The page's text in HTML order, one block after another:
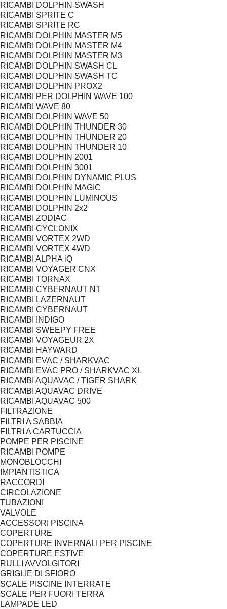
RICAMBI DOLPHIN SWASH
RICAMBI SPRITE C
RICAMBI SPRITE RC
RICAMBI DOLPHIN MASTER M5
RICAMBI DOLPHIN MASTER M4
RICAMBI DOLPHIN MASTER M3
RICAMBI DOLPHIN SWASH CL
RICAMBI DOLPHIN SWASH TC
RICAMBI DOLPHIN PROX2
RICAMBI PER DOLPHIN WAVE 100
RICAMBI WAVE 80
RICAMBI DOLPHIN WAVE 50
RICAMBI DOLPHIN THUNDER 30
RICAMBI DOLPHIN THUNDER 20
RICAMBI DOLPHIN THUNDER 10
RICAMBI DOLPHIN 2001
RICAMBI DOLPHIN 3001
RICAMBI DOLPHIN DYNAMIC PLUS
RICAMBI DOLPHIN MAGIC
RICAMBI DOLPHIN LUMINOUS
RICAMBI DOLPHIN 2x2
RICAMBI ZODIAC
RICAMBI CYCLONIX
RICAMBI VORTEX 2WD
RICAMBI VORTEX 4WD
RICAMBI ALPHA iQ
RICAMBI VOYAGER CNX
RICAMBI TORNAX
RICAMBI CYBERNAUT NT
RICAMBI LAZERNAUT
RICAMBI CYBERNAUT
RICAMBI INDIGO
RICAMBI SWEEPY FREE
RICAMBI VOYAGEUR 2X
RICAMBI HAYWARD
RICAMBI EVAC / SHARKVAC
RICAMBI EVAC PRO / SHARKVAC XL
RICAMBI AQUAVAC / TIGER SHARK
RICAMBI AQUAVAC DRIVE
RICAMBI AQUAVAC 500
FILTRAZIONE
FILTRI A SABBIA
FILTRI A CARTUCCIA
POMPE PER PISCINE
RICAMBI POMPE
MONOBLOCCHI
IMPIANTISTICA
RACCORDI
CIRCOLAZIONE
TUBAZIONI
VALVOLE
ACCESSORI PISCINA
COPERTURE
COPERTURE INVERNALI PER PISCINE
COPERTURE ESTIVE
RULLI AVVOLGITORI
GRIGLIE DI SFIORO
SCALE PISCINE INTERRATE
SCALE PER FUORI TERRA
LAMPADE LED